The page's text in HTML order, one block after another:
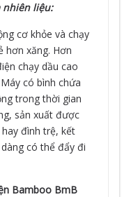
nhiên liệu:
cơ khỏe và chạy
hơn xăng. Hơn
chạy dầu cao
có bình chứa
trong thời gian
sản xuất được
đình trệ, kết
có thể đẩy đi
Bamboo BmB